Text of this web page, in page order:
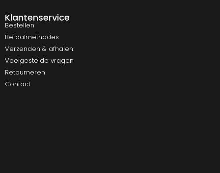
Klantenservice
Bestellen
Betaalmethodes
Verzenden & afhalen
Veelgestelde vragen
Retourneren
Contact